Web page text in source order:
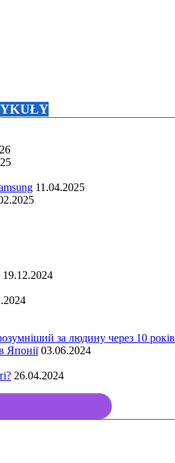
11.04.2025
19.12.2024
за людину через 10 років
Японії 03.06.2024
26.04.2024